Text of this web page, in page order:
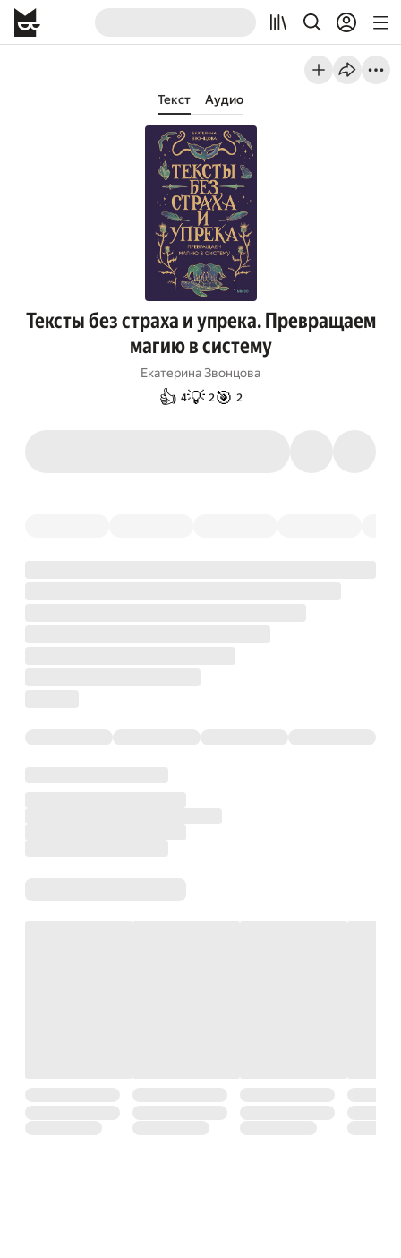
Текст Аудио
Тексты без страха и упрека. Превращаем
магию в систему
Екатерина Звонцова
👍 4💡 2🎯 2